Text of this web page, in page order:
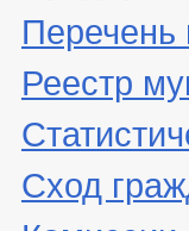
Перечень
Реестр
Сход